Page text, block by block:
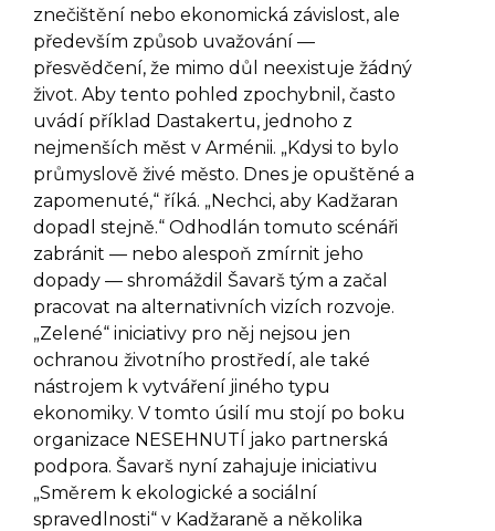
znečištění nebo ekonomická závislost, ale
především způsob uvažování —
přesvědčení, že mimo důl neexistuje žádný
život. Aby tento pohled zpochybnil, často
uvádí příklad Dastakertu, jednoho z
nejmenších měst v Arménii. „Kdysi to bylo
průmyslově živé město. Dnes je opuštěné a
zapomenuté,“ říká. „Nechci, aby Kadžaran
dopadl stejně.“ Odhodlán tomuto scénáři
zabránit — nebo alespoň zmírnit jeho
dopady — shromáždil Šavarš tým a začal
pracovat na alternativních vizích rozvoje.
„Zelené“ iniciativy pro něj nejsou jen
ochranou životního prostředí, ale také
nástrojem k vytváření jiného typu
ekonomiky. V tomto úsilí mu stojí po boku
organizace NESEHNUTÍ jako partnerská
podpora. Šavarš nyní zahajuje iniciativu
„Směrem k ekologické a sociální
spravedlnosti“ v Kadžaraně a několika